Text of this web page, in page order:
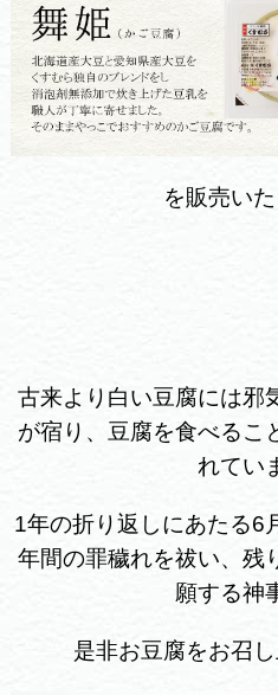
を販売いた
古来より白い豆腐には邪
が宿り、 豆腐を食べるこ
れてい
1年の折り返しにあたる6
年間の罪穢れを祓い、 残
願する神
是非お豆腐をお召